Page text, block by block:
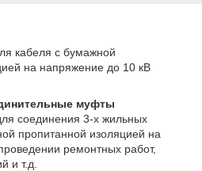
кабеля с бумажной
на напряжение до 10 кВ
муфты
соединения 3-х жильных
пропитанной изоляцией на
ремонтных работ,
и т.д.